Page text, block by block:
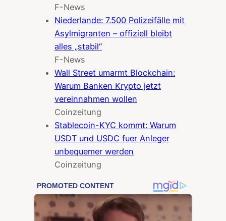
F-News
Niederlande: 7.500 Polizeifälle mit
Asylmigranten – offiziell bleibt
alles „stabil“
F-News
Wall Street umarmt Blockchain:
Warum Banken Krypto jetzt
vereinnahmen wollen
Coinzeitung
Stablecoin-KYC kommt: Warum
USDT und USDC fuer Anleger
unbequemer werden
Coinzeitung